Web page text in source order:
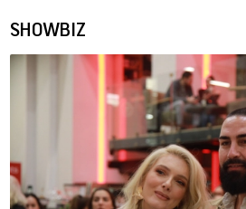
SHOWBIZ